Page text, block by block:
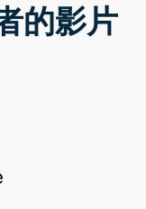
的影片